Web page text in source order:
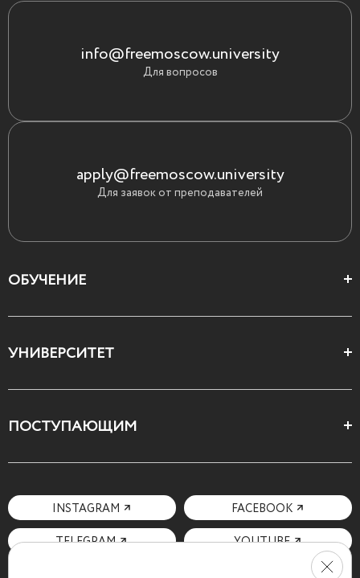
info@freemoscow.university
Для вопросов
apply@freemoscow.university
Для заявок от преподавателей
INSTAGRAM FACEBOOK
TELEGRAM YOUTUBE
ОБУЧЕНИЕ
Все курсы
УНИВЕРСИТЕТ
Декларация ценностей
ПОСТУПАЮЩИМ
Мотивационное письмо
Вопросы и ответы